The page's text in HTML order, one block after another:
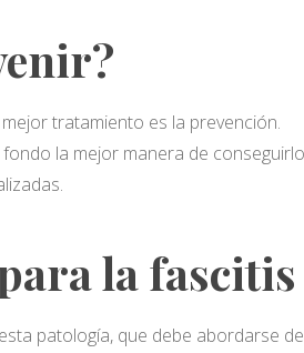
tratamiento es la prevención.
la mejor manera de
la
patología, que debe abordarse